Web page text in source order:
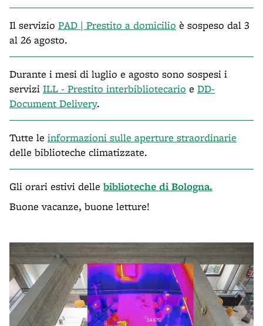
Il servizio PAD | Prestito a domicilio è sospeso dal 3
al 26 agosto.
Durante i mesi di luglio e agosto sono sospesi i
servizi ILL - Prestito interbibliotecario e DD-
Document Delivery.
Tutte le informazioni sulle aperture straordinarie
delle biblioteche climatizzate.
Gli orari estivi delle biblioteche di Bologna.
Buone vacanze, buone letture!